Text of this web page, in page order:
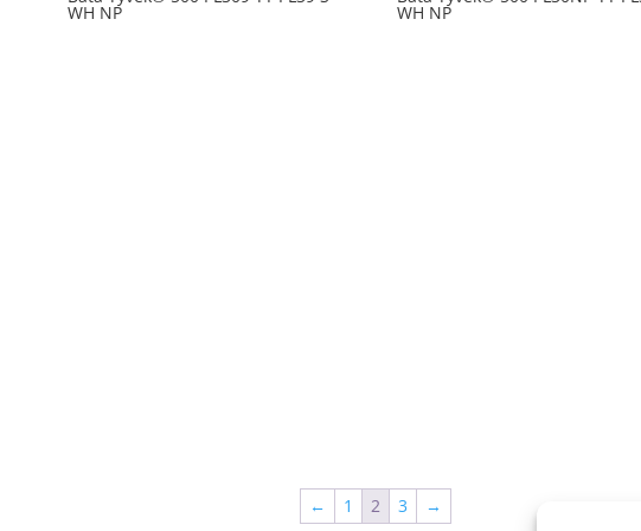
WH NP WH NP
← 1 2 3 →